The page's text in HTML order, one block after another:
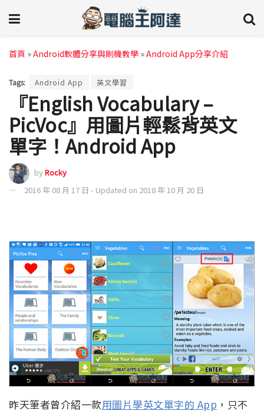
首頁 »Android軟體分享與刷機教學 »Android App分享介紹
Tags: Android App 英文學習
『English Vocabulary –
PicVoc』用圖片輕鬆背英文
單字！Android App
byRocky
2016 年 08 月 17 日 - Updated on 2018 年 10 月 20 日
昨天筆者曾介紹一款用圖片學英文單字的 App ，只不